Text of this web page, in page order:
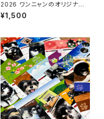
2026 ワンニャンのオリジナル
卓上カレンダー はがきサイ
ズ B：追加
¥1,500